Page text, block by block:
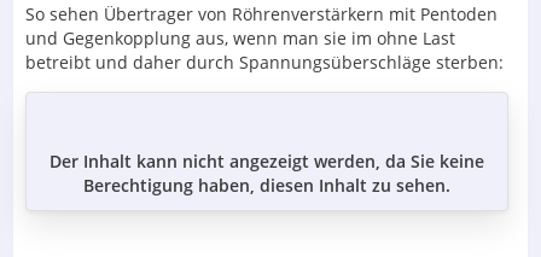
So sehen Übertrager von Röhrenverstärkern mit Pentoden
und Gegenkopplung aus, wenn man sie im ohne Last
betreibt und daher durch Spannungsüberschläge sterben:
Der Inhalt kann nicht angezeigt werden, da Sie keine
Berechtigung haben, diesen Inhalt zu sehen.